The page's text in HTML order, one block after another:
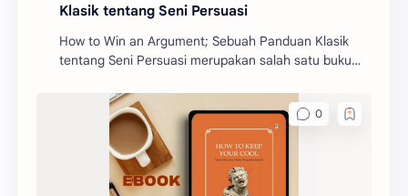
Klasik tentang Seni Persuasi
How to Win an Argument; Sebuah Panduan Klasik
tentang Seni Persuasi merupakan salah satu buku